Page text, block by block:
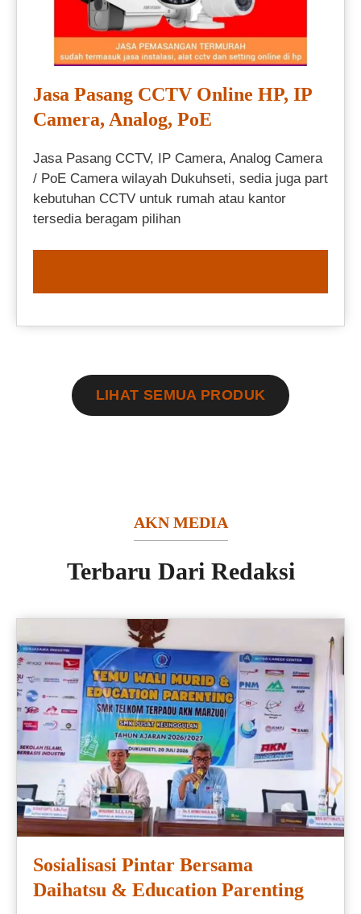
Jasa Pasang CCTV Online HP, IP
Camera, Analog, PoE
Jasa Pasang CCTV, IP Camera, Analog Camera
/ PoE Camera wilayah Dukuhseti, sedia juga part
kebutuhan CCTV untuk rumah atau kantor
tersedia beragam pilihan
LIHAT SEMUA PRODUK
AKN MEDIA
Terbaru Dari Redaksi
Sosialisasi Pintar Bersama
Daihatsu & Education Parenting